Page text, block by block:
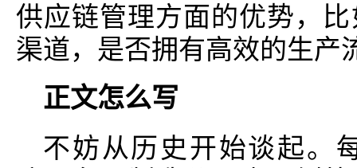
供应链管理方面的优势，
渠道，是否拥有高效的生产
正文怎么写
不妨从历史开始谈起。